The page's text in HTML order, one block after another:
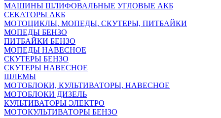
МАШИНЫ ШЛИФОВАЛЬНЫЕ УГЛОВЫЕ АКБ
СЕКАТОРЫ АКБ
МОТОЦИКЛЫ, МОПЕДЫ, СКУТЕРЫ, ПИТБАЙКИ
МОПЕДЫ БЕНЗО
ПИТБАЙКИ БЕНЗО
МОПЕДЫ НАВЕСНОЕ
СКУТЕРЫ БЕНЗО
СКУТЕРЫ НАВЕСНОЕ
ШЛЕМЫ
МОТОБЛОКИ, КУЛЬТИВАТОРЫ, НАВЕСНОЕ
МОТОБЛОКИ ДИЗЕЛЬ
КУЛЬТИВАТОРЫ ЭЛЕКТРО
МОТОКУЛЬТИВАТОРЫ БЕНЗО